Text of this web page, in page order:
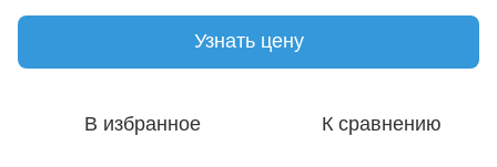
Узнать цену
В избранное К сравнению